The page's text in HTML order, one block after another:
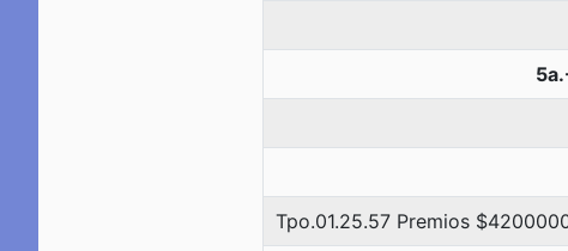
Tpo.01.25.57 Premios